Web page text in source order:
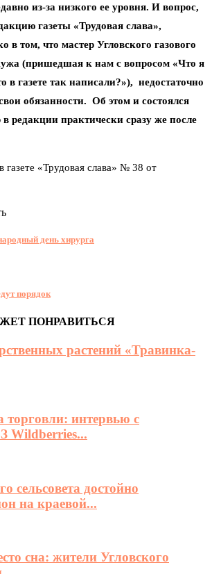
из-за низкого ее уровня. И вопрос,
газеты «Трудовая слава»,
в том, что мастер Угловского газового
(пришедшая к нам с вопросом «Что я
в газете так написали?»), недостаточно
обязанности. Об этом и состоялся
редакции практически сразу же после
газете «Трудовая слава» № 38 от
день хирурга
порядок
ПОНРАВИТЬСЯ
растений «Травинка-
торговли: интервью с
Wildberries...
сельсовета достойно
на краевой...
сна: жители Угловского